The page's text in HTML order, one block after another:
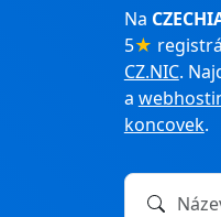
Na
5★
CZ.NIC.
a
koncovek.
Název